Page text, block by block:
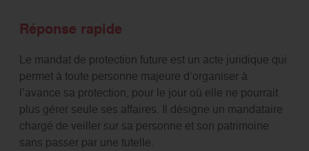
Réponse rapide
Le mandat de protection future est un acte juridique qui
permet à toute personne majeure d’organiser à
l’avance sa protection, pour le jour où elle ne pourrait
plus gérer seule ses affaires. Il désigne un mandataire
chargé de veiller sur sa personne et son patrimoine
sans passer par une tutelle.